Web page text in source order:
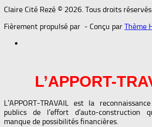
Claire Cité Rezé © 2026. Tous droits réservés.
Fièrement propulsé par - Conçu par Thème
L’APPORT-
L’APPORT-TRAVAIL est la
publics de l’effort d’auto-construction
manque de possibilités financières.